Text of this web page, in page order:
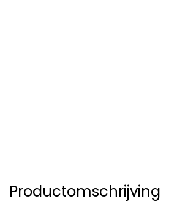
Productomschrijving